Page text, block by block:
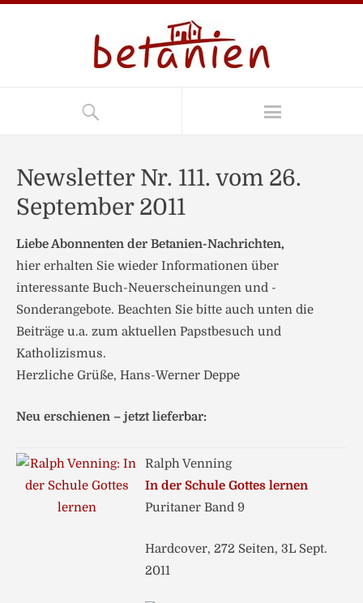
Newsletter Nr. 111. vom 26.
September 2011
Liebe Abonnenten der Betanien-Nachrichten,
hier erhalten Sie wieder Informationen über
interessante Buch-Neuerscheinungen und -
Sonderangebote. Beachten Sie bitte auch unten die
Beiträge u.a. zum aktuellen Papstbesuch und
Katholizismus.
Herzliche Grüße, Hans-Werner Deppe
Neu erschienen – jetzt lieferbar:
Ralph Venning
In der Schule Gottes lernen
Puritaner Band 9
Hardcover, 272 Seiten, 3L Sept.
2011